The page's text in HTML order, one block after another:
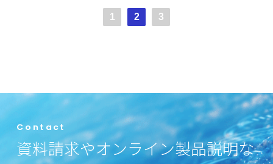
1 2 3
Contact
資料請求やオンライン製品説明な